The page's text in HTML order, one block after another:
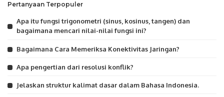
Pertanyaan Terpopuler
Apa itu fungsi trigonometri (sinus, kosinus, tangen) dan
bagaimana mencari nilai-nilai fungsi ini?
Bagaimana Cara Memeriksa Konektivitas Jaringan?
Apa pengertian dari resolusi konflik?
Jelaskan struktur kalimat dasar dalam Bahasa Indonesia.